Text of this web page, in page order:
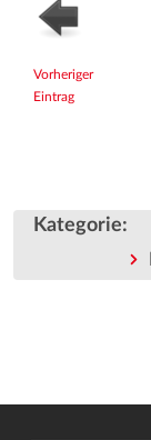
Vorheriger
Eintrag
Kategorie: